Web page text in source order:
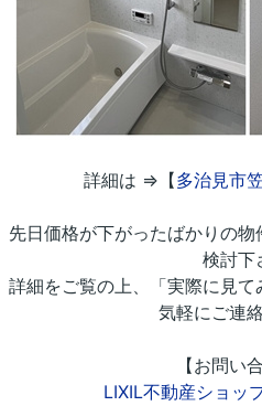
詳細は ⇒【多治見市
先日価格が下がったばかりの
検討下
詳細をご覧の上、「実際に見
気軽にご連
【お問い
LIXIL不動産ショ